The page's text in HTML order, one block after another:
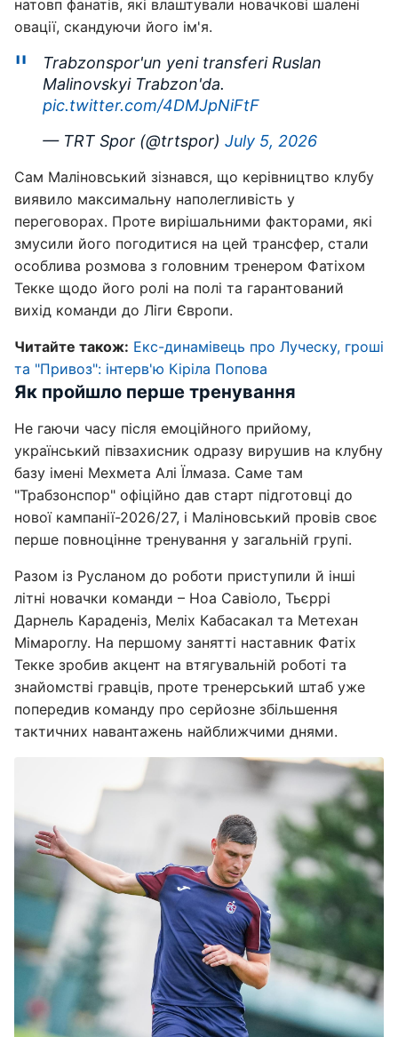
натовп фанатів, які влаштували новачкові шалені
овації, скандуючи його ім'я.
Trabzonspor'un yeni transferi Ruslan
Malinovskyi Trabzon'da.
pic.twitter.com/4DMJpNiFtF
— TRT Spor (@trtspor) July 5, 2026
Сам Маліновський зізнався, що керівництво клубу
виявило максимальну наполегливість у
переговорах. Проте вирішальними факторами, які
змусили його погодитися на цей трансфер, стали
особлива розмова з головним тренером Фатіхом
Текке щодо його ролі на полі та гарантований
вихід команди до Ліги Європи.
Читайте також: Екс-динамівець про Луческу, гроші
та "Привоз": інтерв'ю Кіріла Попова
Як пройшло перше тренування
Не гаючи часу після емоційного прийому,
український півзахисник одразу вирушив на клубну
базу імені Мехмета Алі Їлмаза. Саме там
"Трабзонспор" офіційно дав старт підготовці до
нової кампанії-2026/27, і Маліновський провів своє
перше повноцінне тренування у загальній групі.
Разом із Русланом до роботи приступили й інші
літні новачки команди – Ноа Савіоло, Тьєррі
Дарнель Караденіз, Меліх Кабасакал та Метехан
Мімароглу. На першому занятті наставник Фатіх
Текке зробив акцент на втягувальній роботі та
знайомстві гравців, проте тренерський штаб уже
попередив команду про серйозне збільшення
тактичних навантажень найближчими днями.